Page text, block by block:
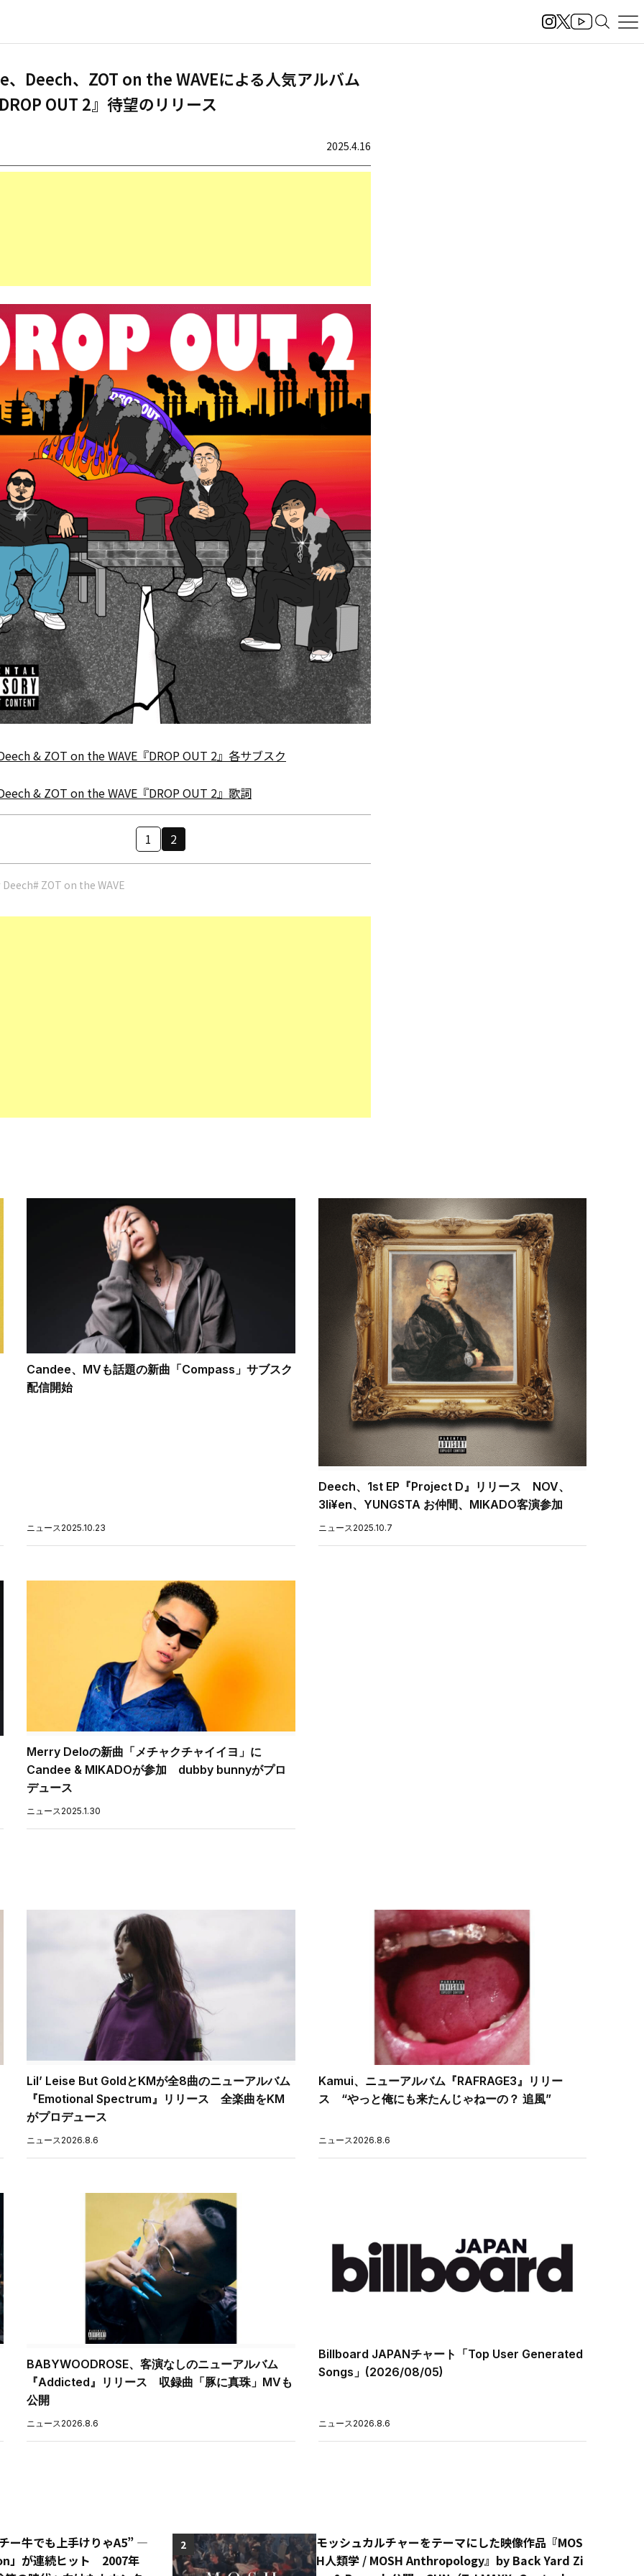
、Deech、ZOT on the WAVEによる人気アルバム
OUT 2』待望のリリース
2025.4.16
& ZOT on the WAVE『DROP OUT 2』各サブスク
& ZOT on the WAVE『DROP OUT 2』歌詞
1 2
Deech# ZOT on the WAVE
Candee、MVも話題の新曲「Compass」サブスク
配信開始
ニュース2025.10.23
Deech、1st EP『Project D』リリース NOV、
3li¥en、YUNGSTA お仲間、MIKADO客演参加
ニュース2025.10.7
Merry Deloの新曲「メチャクチャイイヨ」に
Candee & MIKADOが参加 dubby bunnyがプロ
デュース
ニュース2025.1.30
Lil’ Leise But GoldとKMが全8曲のニューアルバム
『Emotional Spectrum』リリース 全楽曲をKM
がプロデュース
ニュース2026.8.6
Kamui、ニューアルバム『RAFRAGE3』リリー
ス “やっと俺にも来たんじゃねーの？ 追風”
ニュース2026.8.6
BABYWOODROSE、客演なしのニューアルバム
『Addicted』リリース 収録曲「豚に真珠」MVも
公開
ニュース2026.8.6
Billboard JAPANチャート「Top User Generated
Songs」(2026/08/05)
ニュース2026.8.6
ー牛でも上手けりゃA5” ―
」が連続ヒット 2007年
モッシュカルチャーをテーマにした映像作品『MOS
H人類学 / MOSH Anthropology』by Back Yard Zi
2